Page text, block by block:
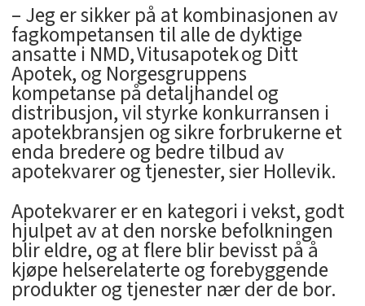
– Jeg er sikker på at kombinasjonen av
fagkompetansen til alle de dyktige
ansatte i NMD, Vitusapotek og Ditt
Apotek, og Norgesgruppens
kompetanse på detaljhandel og
distribusjon, vil styrke konkurransen i
apotekbransjen og sikre forbrukerne et
enda bredere og bedre tilbud av
apotekvarer og tjenester, sier Hollevik.
Apotekvarer er en kategori i vekst, godt
hjulpet av at den norske befolkningen
blir eldre, og at flere blir bevisst på å
kjøpe helserelaterte og forebyggende
produkter og tjenester nær der de bor.